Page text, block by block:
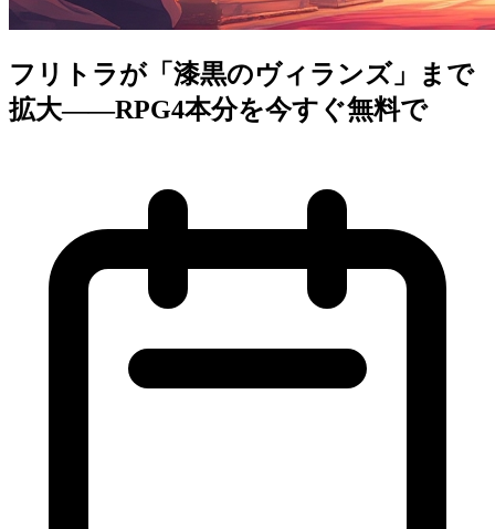
フリトラが「漆黒のヴィランズ」まで
拡大——RPG4本分を今すぐ無料で